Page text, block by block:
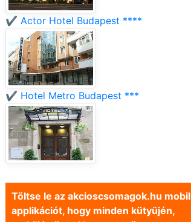
✔️ Actor Hotel Budapest ****
✔️ Hotel Metro Budapest ***
Töltse le az akcioscsomagok.hu mobil
applikációt, hogy minden kütyüjén,